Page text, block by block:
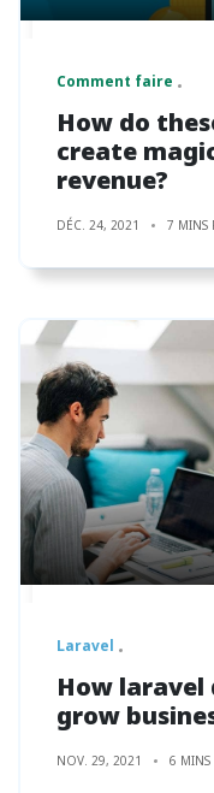
Comment faire
How do
create
revenue?
DÉC. 24, 2021 7 MINS
Laravel
How laravel
grow
NOV. 29, 2021 6 MINS